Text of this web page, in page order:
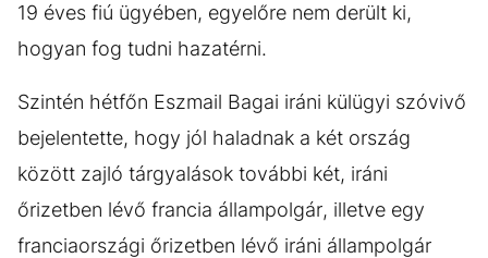
19 éves fiú ügyében, egyelőre nem derült ki,
hogyan fog tudni hazatérni.
Szintén hétfőn Eszmail Bagai iráni külügyi szóvivő
bejelentette, hogy jól haladnak a két ország
között zajló tárgyalások további két, iráni
őrizetben lévő francia állampolgár, illetve egy
franciaországi őrizetben lévő iráni állampolgár